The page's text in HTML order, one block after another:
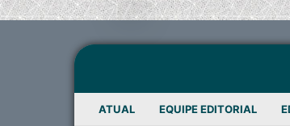
ATUAL EQUIPE EDITORIAL